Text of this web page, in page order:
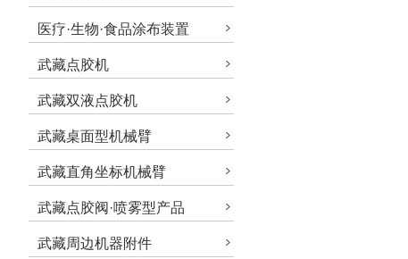
医疗·生物·食品涂布装置
武藏点胶机
武藏双液点胶机
武藏桌面型机械臂
武藏直角坐标机械臂
武藏点胶阀·喷雾型产品
武藏周边机器附件